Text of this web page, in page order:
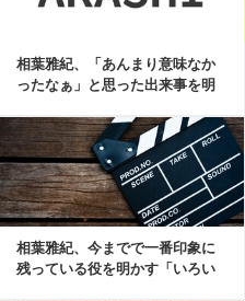
相葉雅紀、「あんまり意味なか
ったなぁ」と思った出来事を明
相葉雅紀、今までで一番印象に
残っている役を明かす「いろい
記事を読む